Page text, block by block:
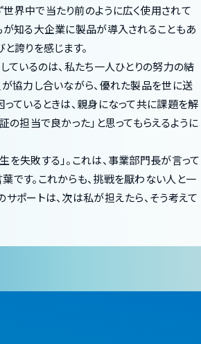
界中で当たり前のように広く使用されて
が知る大企業に製品が導入されることもあ
誇りを感じます。
ているのは、私たち一人ひとりの努力の結
が協力し合いながら、優れた製品を世に送
っているときは、親身になって共に課題を解
の担当で良かった」と思ってもらえるように
を失敗する」。これは、事業部門長が言って
です。これからも、挑戦を厭わない人と一
サポートは、次は私が担えたら、そう考えて